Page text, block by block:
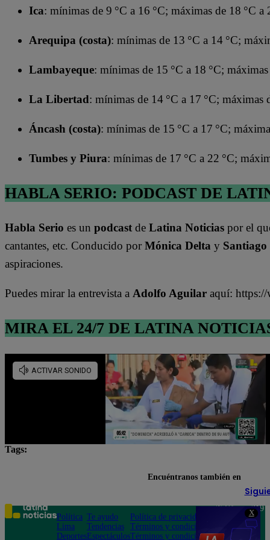
X
Ica: mínimas de 9 °C a 16 °C; máximas de 18 °C a
Arequipa (costa): mínimas de 13 °C a 14 °C;
Lambayeque: mínimas de 15 °C a 18 °C;
La Libertad: mínimas de 14 °C a 17 °C; máximas
Áncash (costa): mínimas de 15 °C a 17 °C;
Tumbes y Piura: mínimas de 17 °C a 22 °C;
HABLA SERIO: PODCAST DE
Habla Serio es un podcast de Latina Noticias por el
cantantes, etc. Conducido por Mónica Delta y Santiago
aspiraciones.
Puedes mirar la entrevista a Adolfo Aguilar aquí:
MIRA EL 24/7 DE LATINA
Tags:
Encuéntranos también en
Política
Lima
Deportes
Te ayudo
Tendencias
Espectáculos
Política de privacidad
Términos y condiciones
Términos y condiciones
Teléfono: 219
Av. San
Felipe 968